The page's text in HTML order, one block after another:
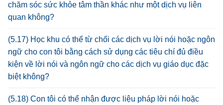
chăm sóc sức khỏe tâm thần khác như một dịch vụ liên
quan không?
(5.17) Học khu có thể từ chối các dịch vụ lời nói hoặc ngôn
ngữ cho con tôi bằng cách sử dụng các tiêu chí đủ điều
kiện về lời nói và ngôn ngữ cho các dịch vụ giáo dục đặc
biệt không?
(5.18) Con tôi có thể nhận được liệu pháp lời nói hoặc